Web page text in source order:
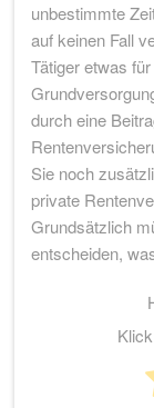
unbestimmte
auf keinen Fall
Tätiger etwas
durch eine
Sie noch
private
Grundsätzlich
entscheiden,